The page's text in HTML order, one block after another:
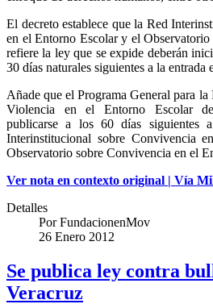
El decreto establece que la Red
en el Entorno Escolar y el
refiere la ley que se expide deberán
30 días naturales siguientes a la
Añade que el Programa General para
Violencia en el Entorno Escolar
publicarse a los 60 días siguientes
Interinstitucional sobre Convivencia
Observatorio sobre Convivencia en el
Ver nota en contexto original | Vía
Detalles
PorFundacionenMov
26 Enero 2012
Se publica ley contra
Veracruz